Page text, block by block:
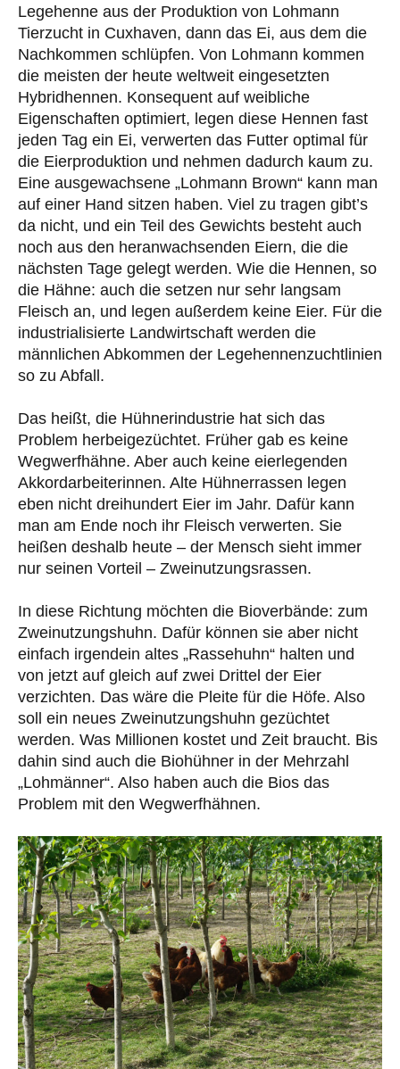
Legehenne aus der Produktion von Lohmann
Tierzucht in Cuxhaven, dann das Ei, aus dem die
Nachkommen schlüpfen. Von Lohmann kommen
die meisten der heute weltweit eingesetzten
Hybridhennen. Konsequent auf weibliche
Eigenschaften optimiert, legen diese Hennen fast
jeden Tag ein Ei, verwerten das Futter optimal für
die Eierproduktion und nehmen dadurch kaum zu.
Eine ausgewachsene „Lohmann Brown“ kann man
auf einer Hand sitzen haben. Viel zu tragen gibt’s
da nicht, und ein Teil des Gewichts besteht auch
noch aus den heranwachsenden Eiern, die die
nächsten Tage gelegt werden. Wie die Hennen, so
die Hähne: auch die setzen nur sehr langsam
Fleisch an, und legen außerdem keine Eier. Für die
industrialisierte Landwirtschaft werden die
männlichen Abkommen der Legehennenzuchtlinien
so zu Abfall.
Das heißt, die Hühnerindustrie hat sich das
Problem herbeigezüchtet. Früher gab es keine
Wegwerfhähne. Aber auch keine eierlegenden
Akkordarbeiterinnen. Alte Hühnerrassen legen
eben nicht dreihundert Eier im Jahr. Dafür kann
man am Ende noch ihr Fleisch verwerten. Sie
heißen deshalb heute – der Mensch sieht immer
nur seinen Vorteil – Zweinutzungsrassen.
In diese Richtung möchten die Bioverbände: zum
Zweinutzungshuhn. Dafür können sie aber nicht
einfach irgendein altes „Rassehuhn“ halten und
von jetzt auf gleich auf zwei Drittel der Eier
verzichten. Das wäre die Pleite für die Höfe. Also
soll ein neues Zweinutzungshuhn gezüchtet
werden. Was Millionen kostet und Zeit braucht. Bis
dahin sind auch die Biohühner in der Mehrzahl
„Lohmänner“. Also haben auch die Bios das
Problem mit den Wegwerfhähnen.